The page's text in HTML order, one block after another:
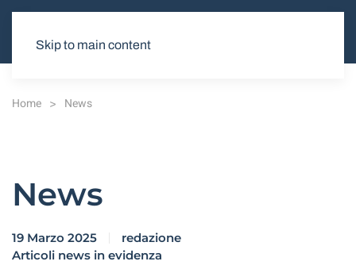
Skip to main content
Home News
News
19 Marzo 2025
redazione
Articoli news in evidenza